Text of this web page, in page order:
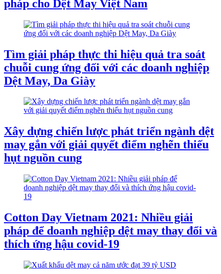
pháp cho Dệt May Việt Nam
Tìm giải pháp thực thi hiệu quả tra soát
chuỗi cung ứng đối với các doanh nghiệp
Dệt May, Da Giày
Xây dựng chiến lược phát triển ngành dệt
may gắn với giải quyết điểm nghẽn thiếu
hụt nguồn cung
Cotton Day Vietnam 2021: Nhiều giải
pháp để doanh nghiệp dệt may thay đổi và
thích ứng hậu covid-19